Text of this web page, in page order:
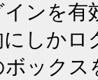
インを
にしか
ボック